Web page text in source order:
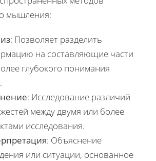
мышления:
: Позволяет разделить
на составляющие части
глубокого понимания
: Исследование различий
между двумя или более
исследования.
: Объяснение
или ситуации, основанное